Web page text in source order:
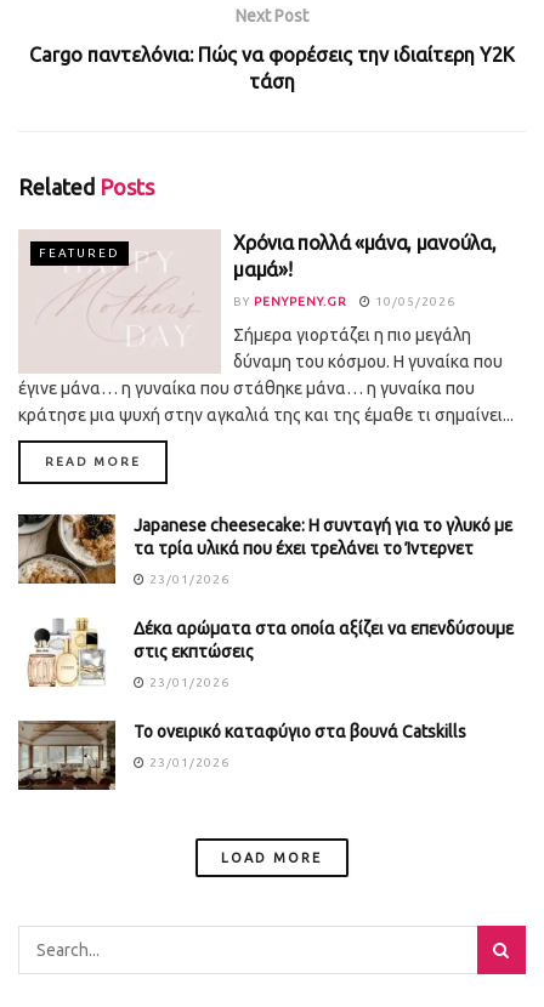
Next Post
Cargo παντελόνια: Πώς να φορέσεις την ιδιαίτερη Y2K
τάση
Related Posts
FEATURED
Χρόνια πολλά «μάνα, μανούλα,
μαμά»!
BY PENYPENY.GR 10/05/2026
Σήμερα γιορτάζει η πιο μεγάλη
δύναμη του κόσμου. Η γυναίκα που
έγινε μάνα… η γυναίκα που στάθηκε μάνα… η γυναίκα που
κράτησε μια ψυχή στην αγκαλιά της και της έμαθε τι σημαίνει...
READ MORE
Japanese cheesecake: Η συνταγή για το γλυκό με
τα τρία υλικά που έχει τρελάνει το Ίντερνετ
23/01/2026
Δέκα αρώματα στα οποία αξίζει να επενδύσουμε
στις εκπτώσεις
23/01/2026
Το ονειρικό καταφύγιο στα βουνά Catskills
23/01/2026
LOAD MORE